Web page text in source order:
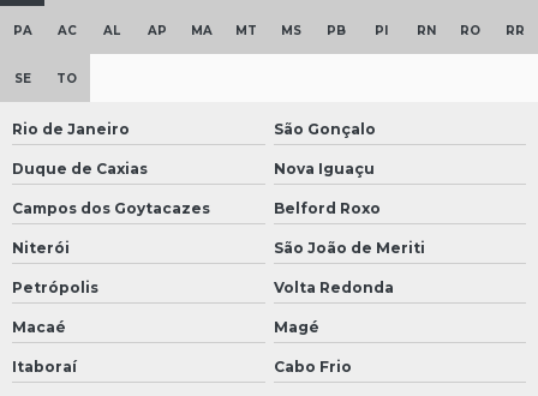
PA AC AL AP MA MT MS PB PI RN RO RR
SE TO
Rio de Janeiro São Gonçalo
Duque de Caxias Nova Iguaçu
Campos dos Goytacazes Belford Roxo
Niterói São João de Meriti
Petrópolis Volta Redonda
Macaé Magé
Itaboraí Cabo Frio